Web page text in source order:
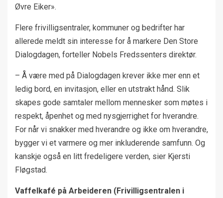
Øvre Eiker».
Flere frivilligsentraler, kommuner og bedrifter har
allerede meldt sin interesse for å markere Den Store
Dialogdagen, forteller Nobels Fredssenters direktør.
– Å være med på Dialogdagen krever ikke mer enn et
ledig bord, en invitasjon, eller en utstrakt hånd. Slik
skapes gode samtaler mellom mennesker som møtes i
respekt, åpenhet og med nysgjerrighet for hverandre.
For når vi snakker med hverandre og ikke om hverandre,
bygger vi et varmere og mer inkluderende samfunn. Og
kanskje også en litt fredeligere verden, sier Kjersti
Fløgstad.
Vaffelkafé på Arbeideren (Frivilligsentralen i